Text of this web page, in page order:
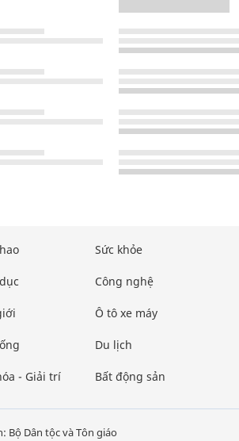
- Giải trí
Sức khỏe
Công nghệ
Ô tô xe máy
Du lịch
Bất động sản
Bộ Dân tộc và Tôn giáo